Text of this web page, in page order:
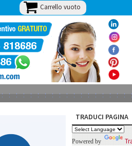
Carrello vuoto
TRADUCI PAGINA
Powered by